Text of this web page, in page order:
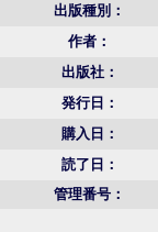
出版種別：
作者：
出版社：
発行日：
購入日：
読了日：
管理番号：